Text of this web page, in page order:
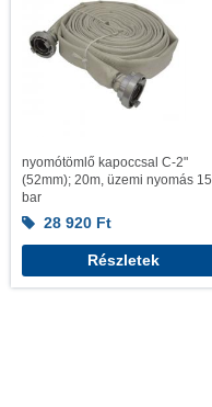
nyomótömlő kapoccsal C-2"
(52mm); 20m, üzemi nyomás 15
bar
28 920 Ft
Részletek